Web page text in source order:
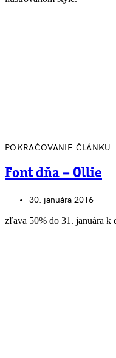
POKRAČOVANIE ČLÁNKU
Font dňa – Ollie
30. januára 2016
zľava 50% do 31.